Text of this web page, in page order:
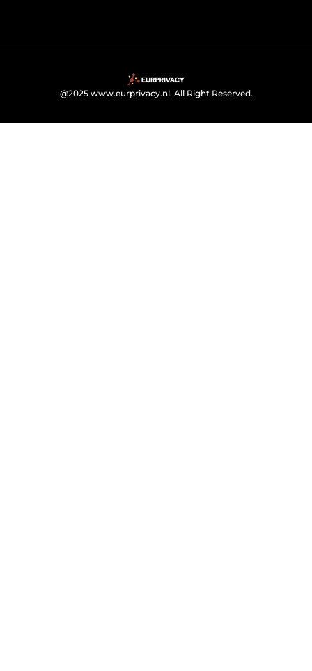
@2025 www.eurprivacy.nl. All Right Reserved.